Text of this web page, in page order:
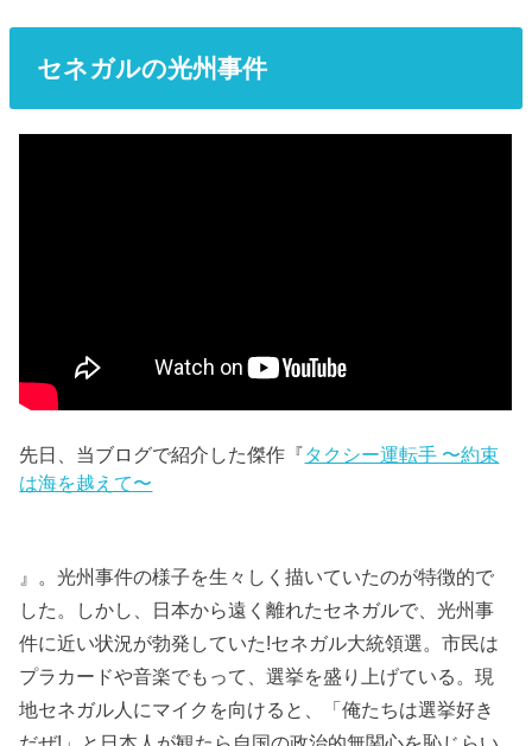
セネガルの光州事件
先日、当ブログで紹介した傑作『タクシー運転⼿ 〜約束
は海を越えて〜
』。光州事件の様子を生々しく描いていたのが特徴的で
した。しかし、日本から遠く離れたセネガルで、光州事
件に近い状況が勃発していた!セネガル大統領選。市民は
プラカードや音楽でもって、選挙を盛り上げている。現
地セネガル人にマイクを向けると、「俺たちは選挙好き